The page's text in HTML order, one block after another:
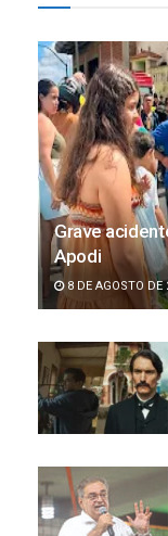
Grave
Apodi
8 DE AGOSTO DE